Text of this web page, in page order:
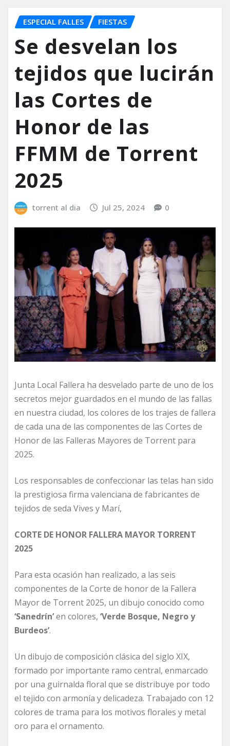
ESPECIAL FALLES FIESTAS
Se desvelan los
tejidos que lucirán
las Cortes de
Honor de las
FFMM de Torrent
2025
torrent al dia Jul 25, 2024 0
Junta Local Fallera ha desvelado parte de uno de los
secretos mejor guardados en el mundo de las fallas
en nuestra ciudad, los colores de los trajes de fallera
de cada una de las componentes de las Cortes de
Honor de las Falleras Mayores de Torrent para
2025.
Los responsables de confeccionar las telas han sido
la prestigiosa firma valenciana de fabricantes de
tejidos de seda Vives y Marí,
CORTE DE HONOR FALLERA MAYOR TORRENT
2025
Para esta ocasión han realizado, a las seis
componentes de la Corte de honor de la Fallera
Mayor de Torrent 2025, un dibujo conocido como
‘Sanedrín’en colores, ‘Verde Bosque, Negro y
Burdeos’.
Un dibujo de composición clásica del siglo XIX,
formado por importante ramo central, enmarcado
por una guirnalda floral que se distribuye por todo
el tejido con armonía y delicadeza. Trabajado con 12
colores de trama para los motivos florales y metal
oro para el ornamento.